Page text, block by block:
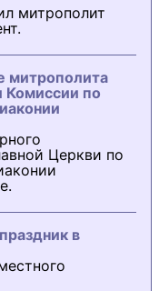
митрополит
митрополита
Комиссии по
Церкви по
в